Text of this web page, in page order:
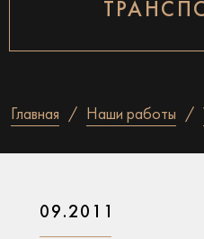
Главная Наши работы
09.2011